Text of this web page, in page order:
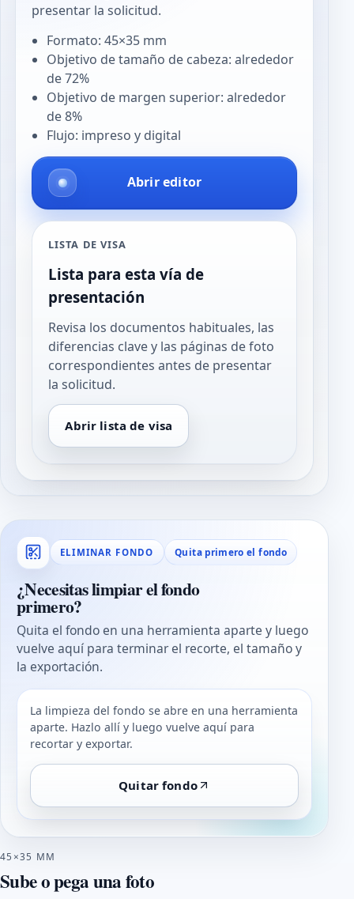
presentar la solicitud.
Formato: 45×35 mm
Objetivo de tamaño de cabeza: alrededor
de 72%
Objetivo de margen superior: alrededor
de 8%
Flujo: impreso y digital
Abrir editor
LISTA DE VISA
Lista para esta vía de
presentación
Revisa los documentos habituales, las
diferencias clave y las páginas de foto
correspondientes antes de presentar
la solicitud.
Abrir lista de visa
ELIMINAR FONDO Quita primero el fondo
¿Necesitas limpiar el fondo
primero?
Quita el fondo en una herramienta aparte y luego
vuelve aquí para terminar el recorte, el tamaño y
la exportación.
La limpieza del fondo se abre en una herramienta
aparte. Hazlo allí y luego vuelve aquí para
recortar y exportar.
Quitar fondo
45×35 MM
Sube o pega una foto